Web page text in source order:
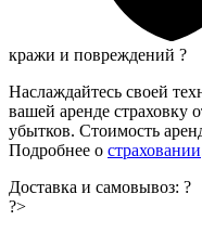
кражи и повреждений ?
Наслаждайтесь своей
вашей аренде страховку
убытков. Стоимость
Подробнее о страховании
Доставка и самовывоз: ?
?>